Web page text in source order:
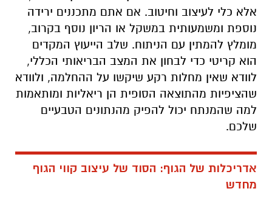
אלא כלי לעיצוב וחיטוב. אם אתם מתכננים ירידה
נוספת ומשמעותית במשקל או הריון נוסף בקרוב,
מומלץ להמתין עם הניתוח. שלב הייעוץ המקדים
הוא קריטי כדי לבחון את המצב הבריאותי הכללי,
לוודא שאין מחלות רקע שיקשו על ההחלמה, ולוודא
שהציפיות מהתוצאה הסופית הן ריאליות ומותאמות
למה שהמנתח יכול להפיק מהנתונים הטבעיים
שלכם.
אדריכלות של הגוף: הסוד של עיצוב קווי הגוף
מחדש